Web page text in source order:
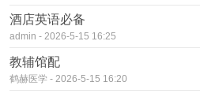
酒店英语必备
admin - 2026-5-15 16:25
教辅馆配
鹤赫医学 - 2026-5-15 16:20